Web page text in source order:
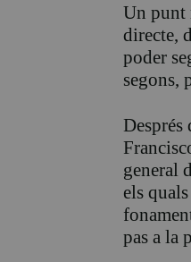
Un punt
directe,
poder
segons,
Després
general
els
pas a la